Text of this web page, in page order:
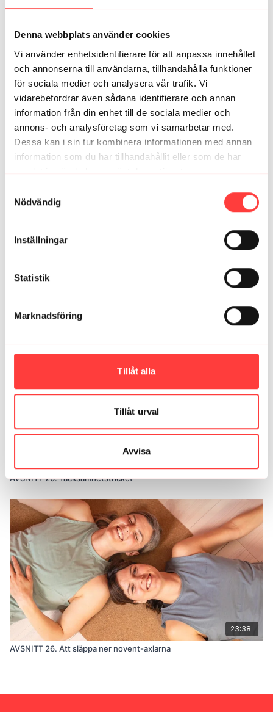
Denna webbplats använder cookies
Vi använder enhetsidentifierare för att anpassa innehållet
och annonserna till användarna, tillhandahålla funktioner
för sociala medier och analysera vår trafik. Vi
vidarebefordrar även sådana identifierare och annan
information från din enhet till de sociala medier och
annons- och analysföretag som vi samarbetar med.
Dessa kan i sin tur kombinera informationen med annan
information som du har tillhandahållit eller som de har
Nödvändig
Inställningar
Statistik
Marknadsföring
Tillåt alla
Tillåt urval
Avvisa
AVSNITT 25. Några vedträn på den inre brasan
34:09
AVSNITT 20. Tacksamhetstricket
23:38
AVSNITT 26. Att släppa ner novent-axlarna